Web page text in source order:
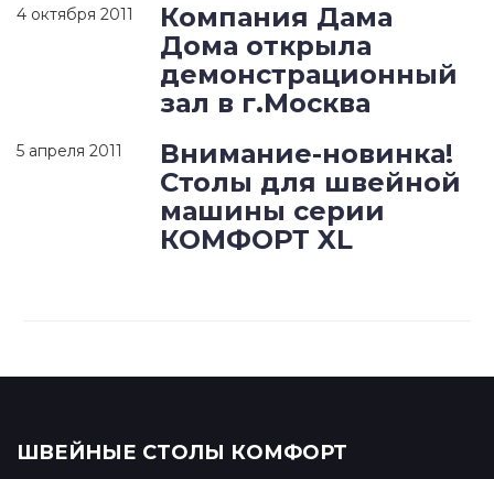
4 октября 2011
Компания Дама
Дома открыла
демонстрационный
зал в г.Москва
5 апреля 2011
Внимание-новинка!
Столы для швейной
машины серии
КОМФОРТ XL
ШВЕЙНЫЕ СТОЛЫ КОМФОРТ